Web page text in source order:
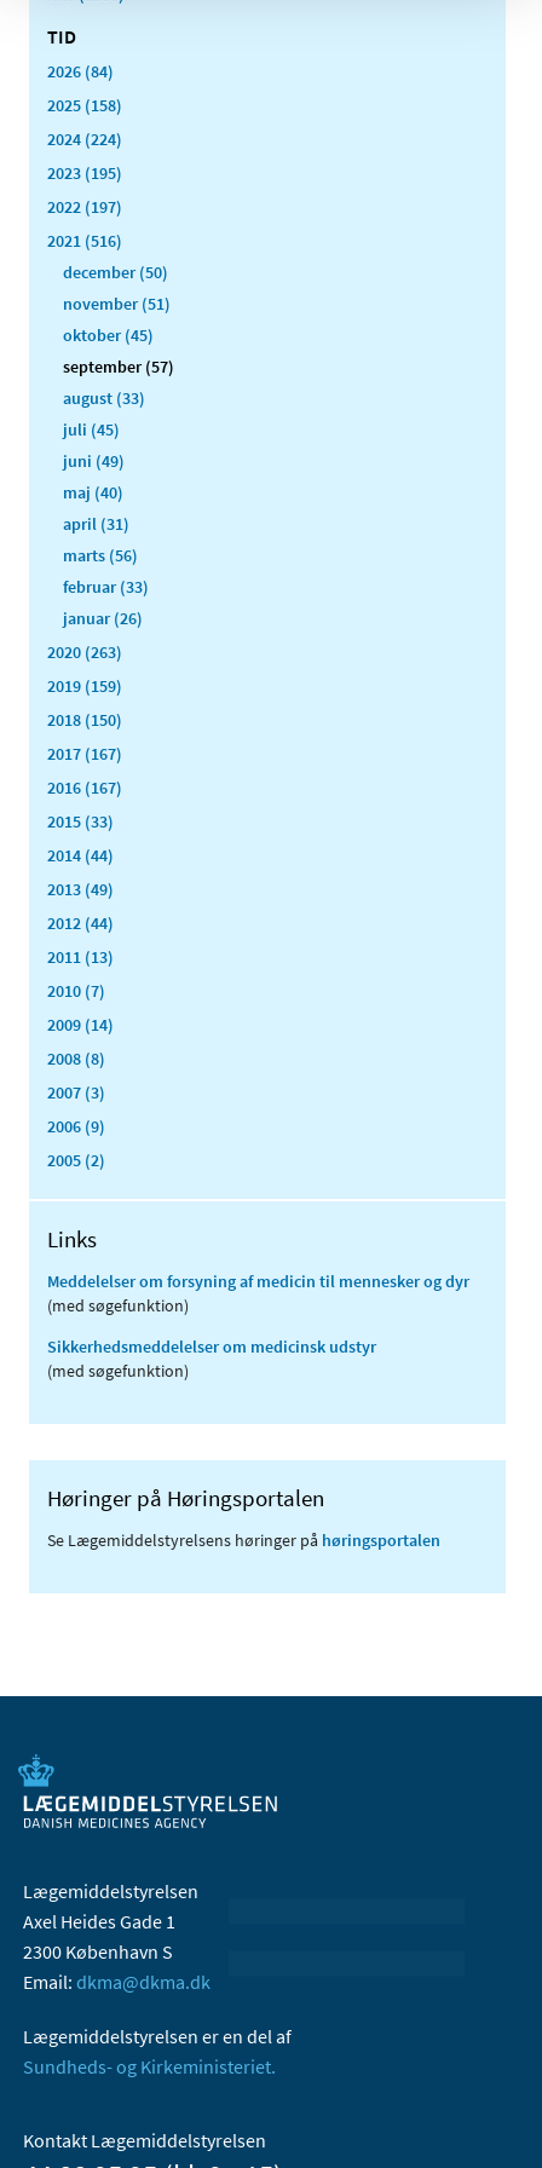
TID
2026 (84)
2025 (158)
2024 (224)
2023 (195)
2022 (197)
2021 (516)
december (50)
november (51)
oktober (45)
september (57)
august (33)
juli (45)
juni (49)
maj (40)
april (31)
marts (56)
februar (33)
januar (26)
2020 (263)
2019 (159)
2018 (150)
2017 (167)
2016 (167)
2015 (33)
2014 (44)
2013 (49)
2012 (44)
2011 (13)
2010 (7)
2009 (14)
2008 (8)
2007 (3)
2006 (9)
2005 (2)
Links
Meddelelser om forsyning af medicin til mennesker og dyr
(med søgefunktion)
Sikkerhedsmeddelelser om medicinsk udstyr
(med søgefunktion)
Høringer på Høringsportalen
Se Lægemiddelstyrelsens høringer på høringsportalen
Lægemiddelstyrelsen
Axel Heides Gade 1
2300 København S
Email: dkma@dkma.dk
Lægemiddelstyrelsen er en del af
Sundheds- og Kirkeministeriet.
Kontakt Lægemiddelstyrelsen